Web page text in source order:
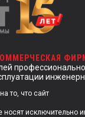
то, что сайт
носят исключительно